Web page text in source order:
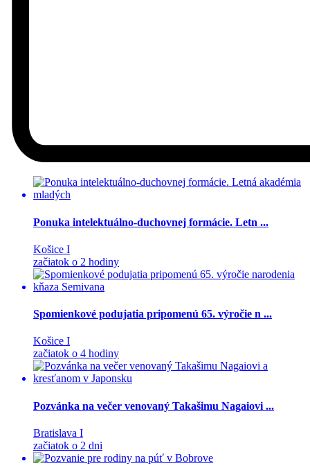
Ponuka intelektuálno-duchovnej formácie. Letn ...
Košice I
začiatok o 2 hodiny
Spomienkové podujatia pripomenú 65. výročie n ...
Košice I
začiatok o 4 hodiny
Pozvánka na večer venovaný Takašimu Nagaiovi ...
Bratislava I
začiatok o 2 dni